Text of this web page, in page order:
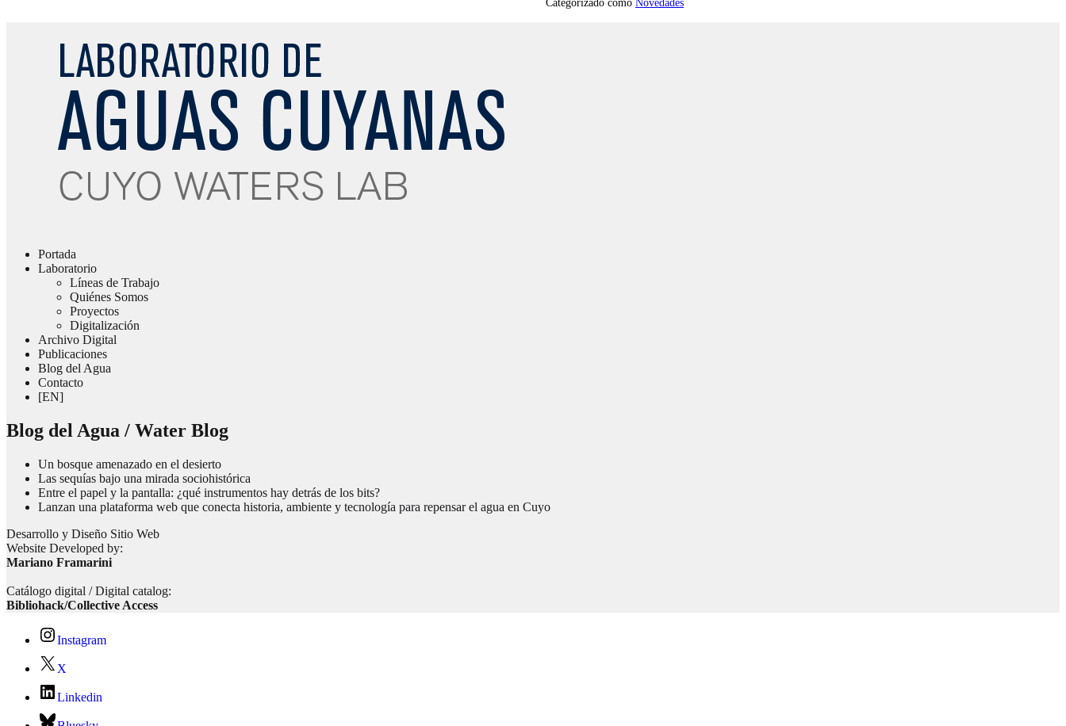
Categorizado como Novedades
Portada
Laboratorio
Líneas de Trabajo
Quiénes Somos
Proyectos
Digitalización
Archivo Digital
Publicaciones
Blog del Agua
Contacto
[EN]
Blog del Agua / Water Blog
Un bosque amenazado en el desierto
Las sequías bajo una mirada sociohistórica
Entre el papel y la pantalla: ¿qué instrumentos hay detrás de los bits?
Lanzan una plataforma web que conecta historia, ambiente y tecnología para repensar el agua en Cuyo
Desarrollo y Diseño Sitio Web
Website Developed by:
Mariano Framarini
Catálogo digital / Digital catalog:
Bibliohack/Collective Access
Instagram
X
Linkedin